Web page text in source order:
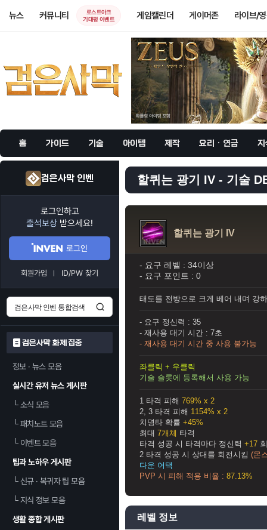
뉴스 커뮤니티
로스트아크
기대평 이벤트
게임캘린더 게이머존 라이브/
홈 가이드 기술 아이템 제작 요리 · 연금 지
검은사막 인벤
로그인하고
출석보상 받으세요!
로그인
회원가입 ID/PW 찾기
검은사막 화제 집중
정보 · 뉴스 모음
실시간 유저 뉴스 게시판
└소식 모음
└패치노트 모음
└이벤트 모음
팁과 노하우 게시판
└신규 · 복귀자 팁 모음
└지식 정보 모음
생활 종합 게시판
할퀴는 광기 IV - 기술
할퀴는 광기 IV
- 요구 레벨 : 34이상
- 요구 포인트 : 0
태도를 전방으로 크게 베어 내며 강
- 요구 정신력 : 35
- 재사용 대기 시간 : 7초
- 재사용 대기 시간 중 사용 불가능
좌클릭 + 우클릭
기술 슬롯에 등록해서 사용 가능
1 타격 피해 769% x 2
2, 3 타격 피해 1154% x 2
치명타 확률 +45%
최대 7개체 타격
타격 성공 시 타격마다 정신력 +17
2 타격 성공 시 상대를 회전시킴 (몬
다운 어택
PVP 시 피해 적용 비율 : 87.13%
레벨 정보